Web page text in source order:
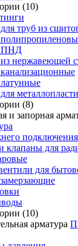
(10)
труб из
ПНД
нержавеющей
(8)
подключения
клапаны для
для
(10)